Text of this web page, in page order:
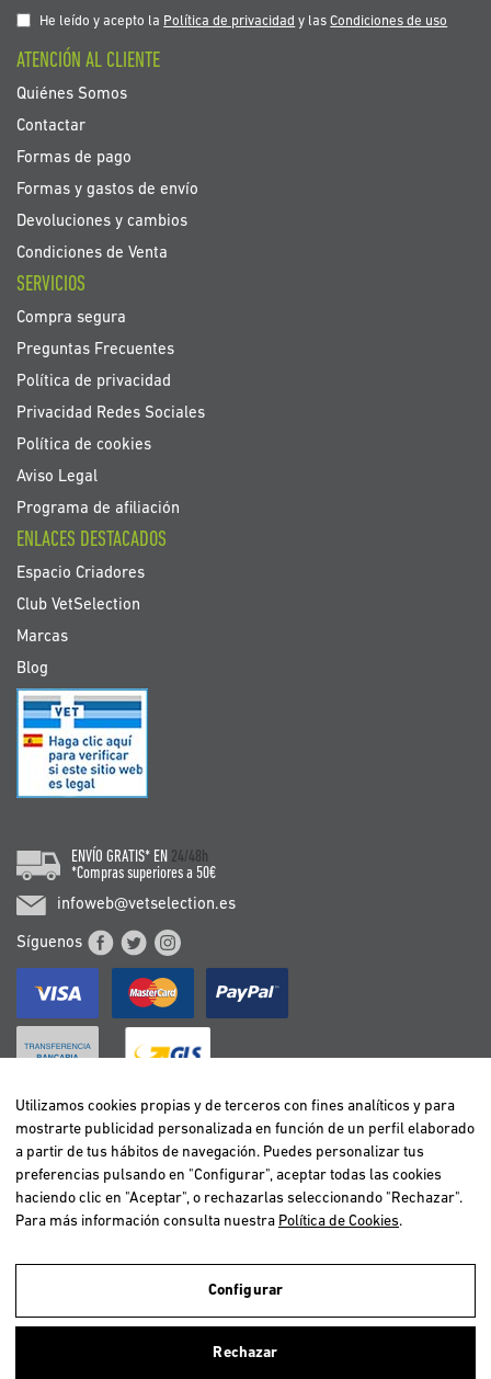
Utilizamos cookies propias y de terceros para realizar el análisis de la
navegación de los usuarios y de este modo poder ofrecer un mejor
nuestro
de
noticias:
He leído y acepto la Política de privacidad y lasCondiciones de uso
ATENCIÓN AL CLIENTE
Quiénes Somos
Contactar
Formas de pago
Formas y gastos de envío
Devoluciones y cambios
Condiciones de Venta
SERVICIOS
Compra segura
Preguntas Frecuentes
Política de privacidad
Privacidad Redes Sociales
Política de cookies
Aviso Legal
Programa de afiliación
ENLACES DESTACADOS
Espacio Criadores
Club VetSelection
Marcas
Blog
ENVÍO GRATIS* EN 24/48h
*Compras superiores a 50€
infoweb@vetselection.es
Síguenos
BELGIË / BELGIQUE
DEUTSCHLAND
ESPAÑA
FRANCE
ITALIA
NEDERLAND
ÖSTERREICH
PORTUGAL
Utilizamos cookies propias y de terceros con fines analíticos y para
mostrarte publicidad personalizada en función de un perfil elaborado
a partir de tus hábitos de navegación. Puedes personalizar tus
preferencias pulsando en "Configurar", aceptar todas las cookies
haciendo clic en "Aceptar", o rechazarlas seleccionando "Rechazar".
Para más información consulta nuestra Política de Cookies.
Configurar
Rechazar